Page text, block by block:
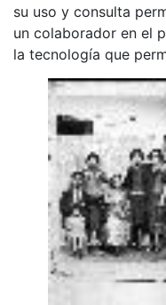
su uso y consulta
un colaborador en el
la tecnología que